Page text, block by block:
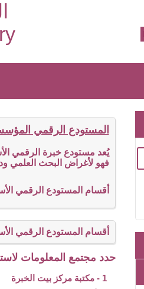
المستودع الرقمي
يُعد مستودع خبرة الرقمي
فهو لأغراض البحث العلمي
أقسام المستودع الرقمي
أقسام المستودع الرقمي
حدد مجتمع المعلومات
1 - مكتبة مركز بيت الخبرة